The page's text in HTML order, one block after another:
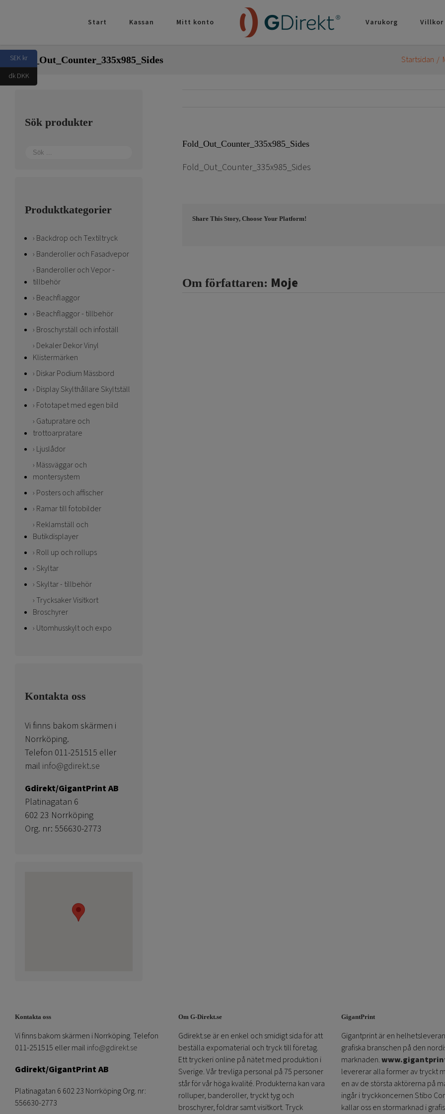
Start Kassan Mitt konto Varukorg Villkor
Fold_Out_Counter_335x985_Sides Startsidan
Fold_Out_Counter_335x985_Sides
Fold_Out_Counter_335x985_Sides
Share This Story, Choose Your Platform!
Om författaren: Moje
Sök produkter
Produktkategorier
Backdrop och Textiltryck
Banderoller och Fasadvepor
Banderoller och Vepor -
tillbehör
Beachflaggor
Beachflaggor - tillbehör
Broschyrställ och infoställ
Dekaler Dekor Vinyl
Klistermärken
Diskar Podium Mässbord
Display Skylthållare Skyltställ
Fototapet med egen bild
Gatupratare och
trottoarpratare
Ljuslådor
Mässväggar och
montersystem
Posters och affischer
Ramar till fotobilder
Reklamställ och
Butikdisplayer
Roll up och rollups
Skyltar
Skyltar - tillbehör
Trycksaker Visitkort
Broschyrer
Utomhusskylt och expo
Kontakta oss
Vi finns bakom skärmen i
Norrköping.
Telefon 011-251515 eller
mail info@gdirekt.se
Gdirekt/GigantPrint AB
Platinagatan 6
602 23 Norrköping
Org. nr: 556630-2773
Kontakta oss
Vi finns bakom skärmen i Norrköping. Telefon
011-251515 eller mail info@gdirekt.se
Gdirekt/GigantPrint AB
Platinagatan 6 602 23 Norrköping Org. nr:
556630-2773
Om G-Direkt.se
Gdirekt.se är en enkel och smidigt sida för att
beställa expomaterial och tryck till företag.
Ett tryckeri online på nätet med produktion i
Sverige. Vår trevliga personal på 75 personer
står för vår höga kvalité. Produkterna kan vara
rolluper, banderoller, tryckt tyg och
broschyrer, foldrar samt visitkort. Tryck
GigantPrint
Gigantprint är en
grafiska branschen på den
marknaden.
levererar alla former av tryckt
en av de största aktörerna på
ingår i tryckkoncernen Stibo
kallar oss en stormarknad i
SEK kr
dk DKK